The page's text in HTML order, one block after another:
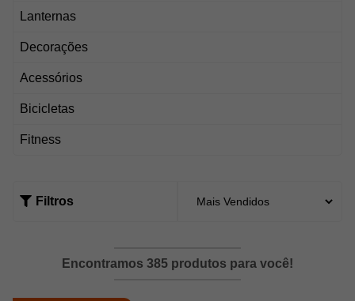
Lanternas
Decorações
Acessórios
Bicicletas
Fitness
Filtros
Encontramos 385 produtos para você!